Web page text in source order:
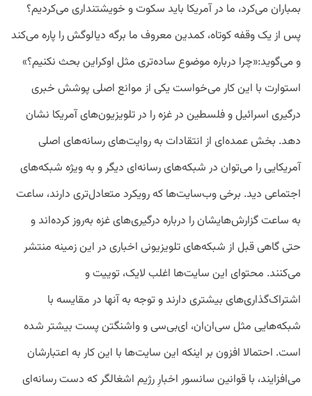
بمباران می‌کرد، ما در آمریکا باید سکوت و خویشتنداری می‌کردیم؟
پس از یک وقفه کوتاه، کمدین معروف ما برگه دیالوگش را پاره می‌کند
و می‌گوید:«چرا درباره موضوع ساده‌تری مثل اوکراین بحث نکنیم؟»
استوارت با این کار می‌خواست یکی از موانع اصلی پوشش خبری
درگیری اسرائیل و فلسطین در غزه را در تلویزیون‌های آمریکا نشان
دهد. بخش عمده‌ای از انتقادات به روایت‌های رسانه‌های اصلی
آمریکایی را می‌توان در شبکه‌های رسانه‌ای دیگر و به ویژه شبکه‌های
اجتماعی دید. برخی وب‌سایت‌ها که رویکرد متعادل‌تری دارند، ساعت‌
به‌ ساعت گزارش‌هایشان را درباره درگیری‌های غزه به‌روز کرده‌اند و
حتی گاهی قبل از شبکه‌های تلویزیونی اخباری در این زمینه منتشر
می‌کنند. محتوای این سایت‌ها اغلب لایک‌، توییت‌ و
اشتراک‌گذاری‌های بیشتری دارند و توجه به آنها در مقایسه با
شبکه‌هایی مثل سی‌ان‌ان، ای‌بی‌سی و واشنگتن ‌پست بیشتر شده
است. احتمالا افزون بر اینکه این سایت‌ها با این کار به اعتبارشان
می‌افزایند، با قوانین سانسور اخبارِ رژیم اشغالگر که دست رسانه‌ای